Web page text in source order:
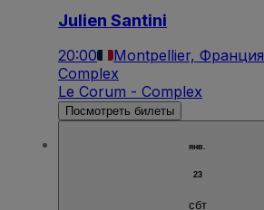
Julien Santini
20:00 Montpellier, Франция
Complex
Le Corum - Complex
Посмотреть билеты
янв.
23
сбт